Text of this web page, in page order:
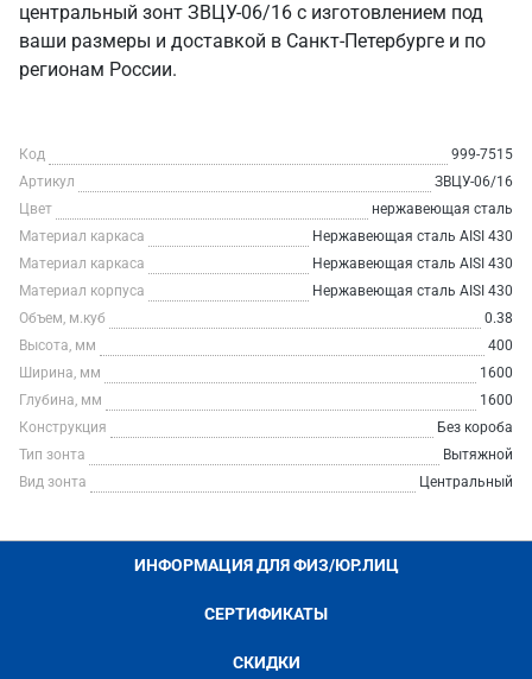
центральный зонт ЗВЦУ-06/16 с изготовлением под
ваши размеры и доставкой в Санкт‑Петербурге и по
регионам России.
Код
999-7515
Артикул
ЗВЦУ-06/16
Цвет
нержавеющая сталь
Материал каркаса
Нержавеющая сталь AISI 430
Материал каркаса
Нержавеющая сталь AISI 430
Материал корпуса
Нержавеющая сталь AISI 430
Объем, м.куб
0.38
Высота, мм
400
Ширина, мм
1600
Глубина, мм
1600
Конструкция
Без короба
Тип зонта
Вытяжной
Вид зонта
Центральный
ИНФОРМАЦИЯ ДЛЯ ФИЗ/ЮР.ЛИЦ
СЕРТИФИКАТЫ
СКИДКИ